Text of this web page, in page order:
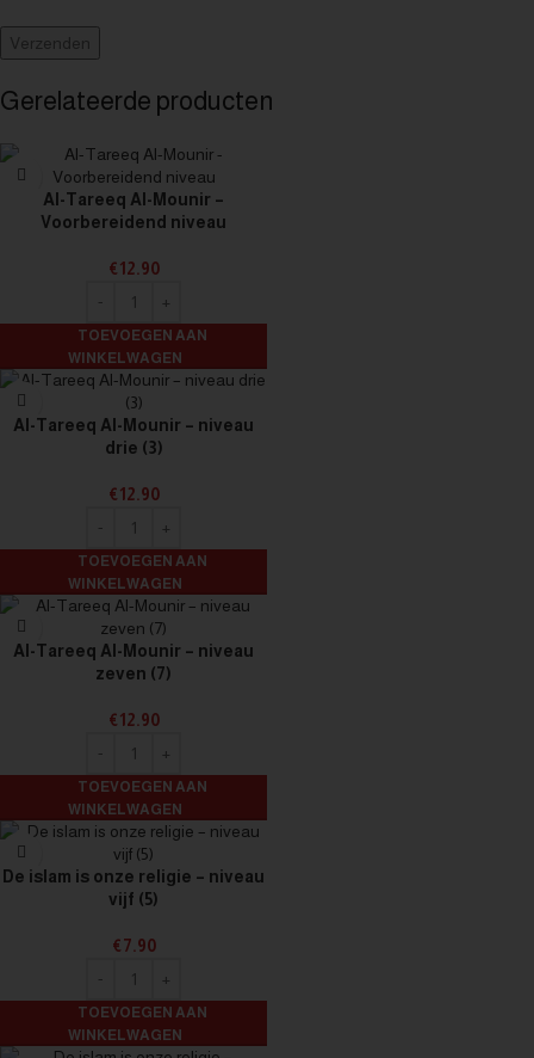
Gerelateerde producten
Al-Tareeq Al-Mounir –
Voorbereidend niveau
€12.90
TOEVOEGEN AAN
WINKELWAGEN
Al-Tareeq Al-Mounir – niveau
drie (3)
€12.90
TOEVOEGEN AAN
WINKELWAGEN
Al-Tareeq Al-Mounir – niveau
zeven (7)
€12.90
TOEVOEGEN AAN
WINKELWAGEN
De islam is onze religie – niveau
vijf (5)
€7.90
TOEVOEGEN AAN
WINKELWAGEN